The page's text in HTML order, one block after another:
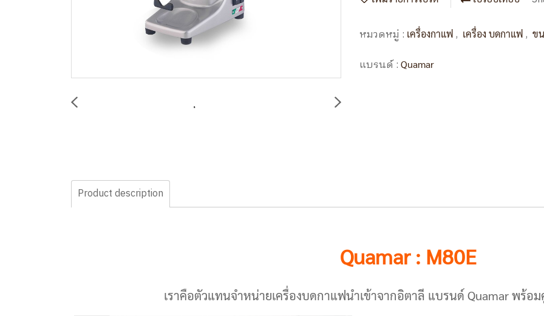
หมวดหมู่ : เครื่องกาแฟ , เครื่อง บดกาแฟ , ข
แบรนด์ : Quamar
Product description
Quamar : M80E
เราคือตัวแทนจำหน่ายเครื่องบดกาแฟนำเข้าจากอิตาลี แบรนด์ Quamar พร้อ